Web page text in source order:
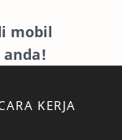
mobil
KERJA